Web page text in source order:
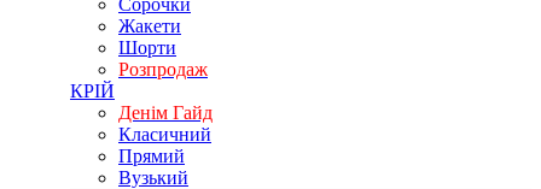
Сорочки
Жакети
Шорти
Розпродаж
КРІЙ
Денім Гайд
Класичний
Прямий
Вузький